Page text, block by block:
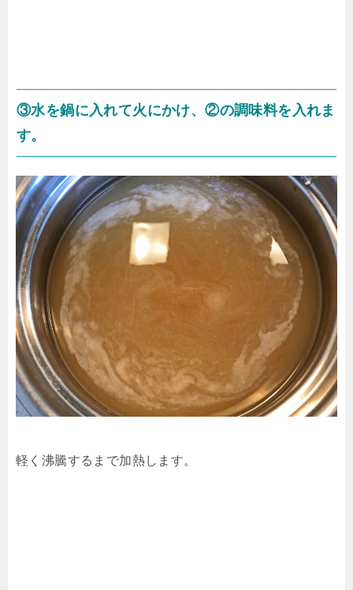
③水を鍋に入れて火にかけ、②の調味料を入れま
す。
軽く沸騰するまで加熱します。